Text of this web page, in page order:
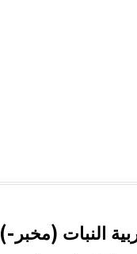
النبات (مخبر-)